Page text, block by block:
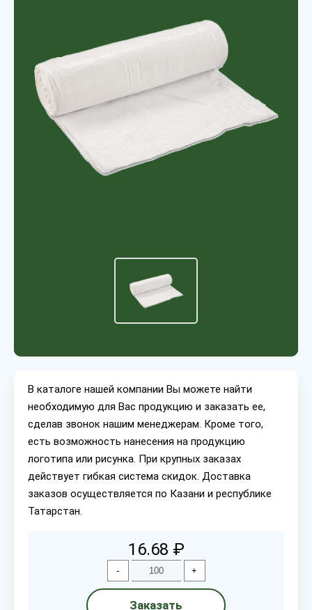
В каталоге нашей компании Вы можете найти
необходимую для Вас продукцию и заказать ее,
сделав звонок нашим менеджерам. Кроме того,
есть возможность нанесения на продукцию
логотипа или рисунка. При крупных заказах
действует гибкая система скидок. Доставка
заказов осуществляется по Казани и республике
Татарстан.
16.68 ₽
- +
Заказать